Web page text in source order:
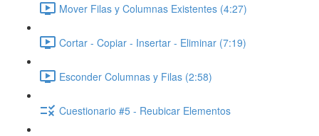
Mover Filas y Columnas Existentes (4:27)
Cortar - Copiar - Insertar - Eliminar (7:19)
Esconder Columnas y Filas (2:58)
Cuestionario #5 - Reubicar Elementos